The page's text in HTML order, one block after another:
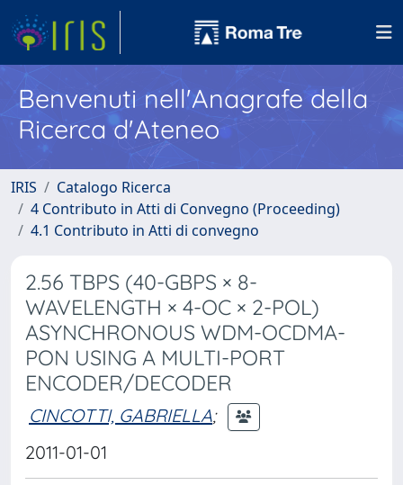
Benvenuti nell'Anagrafe della
Ricerca d'Ateneo
IRIS
Catalogo Ricerca
4 Contributo in Atti di Convegno (Proceeding)
4.1 Contributo in Atti di convegno
2.56 TBPS (40-GBPS × 8-
WAVELENGTH × 4-OC × 2-POL)
ASYNCHRONOUS WDM-OCDMA-
PON USING A MULTI-PORT
ENCODER/DECODER
CINCOTTI, GABRIELLA;
2011-01-01